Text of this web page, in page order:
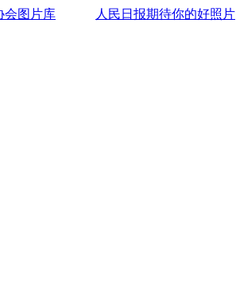
会图片库 人民日报期待你的好照片